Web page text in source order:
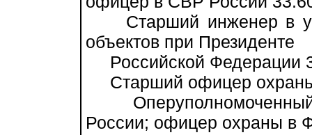
Старший инженер в
объектов при Президенте
Российской Федерации
Старший офицер
России; офицер охраны в